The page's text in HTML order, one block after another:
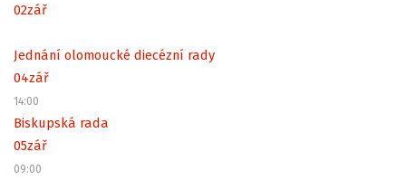
02zář
Jednání olomoucké diecézní rady
04zář
14:00
Biskupská rada
05zář
09:00